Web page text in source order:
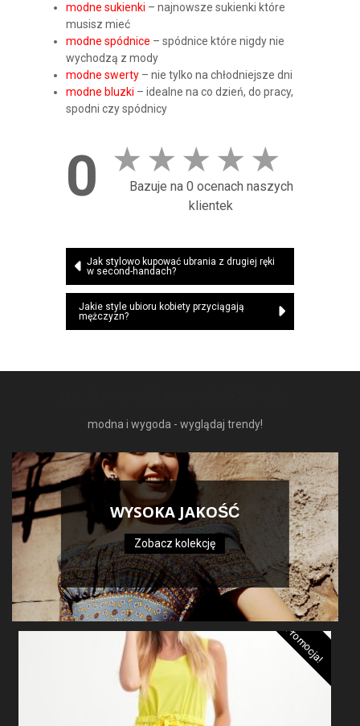
modne sukienki – najnowsze sukienki które
musisz mieć
modne spódnice – spódnice które nigdy nie
wychodzą z mody
modne swerty– nie tylko na chłodniejsze dni
modne bluzki – idealne na co dzień, do pracy,
spodni czy spódnicy
0 ★ ★ ★ ★ ★
Bazuje na 0 ocenach naszych
klientek
Nawigacja
wpisu
Jak stylowo kupować ubrania z drugiej ręki
w second-handach?
Jakie style ubioru kobiety przyciągają
mężczyzn?
modna i wygoda - wyglądaj trendy!
WYSOKA JAKOŚĆ
Zobacz kolekcję
Promocja!